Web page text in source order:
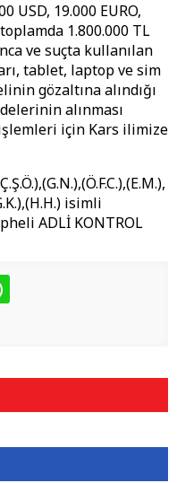
USD, 19.000 EURO,
1.800.000 TL
ve suçta kullanılan
tablet, laptop ve sim
gözaltına alındığı
alınması
için Kars ilimize
isimli
ADLİ KONTROL